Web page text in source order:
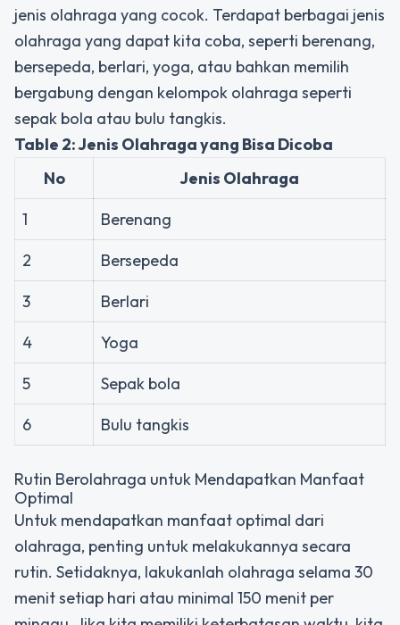
jenis olahraga yang cocok. Terdapat berbagai jenis
olahraga yang dapat kita coba, seperti berenang,
bersepeda, berlari, yoga, atau bahkan memilih
bergabung dengan kelompok olahraga seperti
sepak bola atau bulu tangkis.
Table 2: Jenis Olahraga yang Bisa Dicoba
No
Jenis Olahraga
1
Berenang
2
Bersepeda
3
Berlari
4
Yoga
5
Sepak bola
6
Bulu tangkis
Rutin Berolahraga untuk Mendapatkan Manfaat
Optimal
Untuk mendapatkan manfaat optimal dari
olahraga, penting untuk melakukannya secara
rutin. Setidaknya, lakukanlah olahraga selama 30
menit setiap hari atau minimal 150 menit per